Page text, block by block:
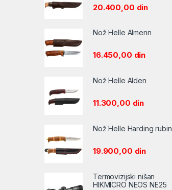
20.400,00 din
Nož Helle Almenn
16.450,00 din
Nož Helle Alden
11.300,00 din
Nož Helle Harding rubin
19.900,00 din
Termovizijski nišan
HIKMICRO NEOS NE25